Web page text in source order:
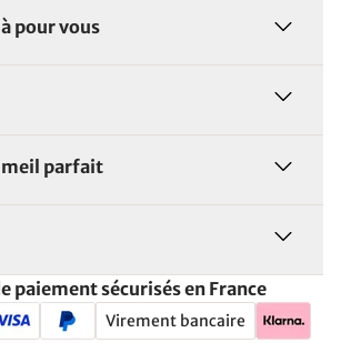
pour vous
parfait
paiement sécurisés en France
Virement bancaire